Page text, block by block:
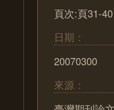
頁次:頁31-40
日期：
20070300
來源：